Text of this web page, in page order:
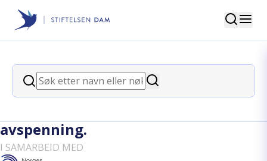
Stiftelsen Dam
Søk
Søk
Søk
back
Videreføring Tilrettelagt online
avspenning.
I SAMARBEID MED